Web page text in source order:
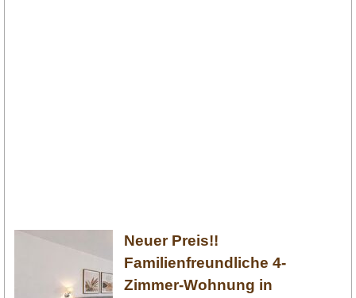
Neuer Preis!!
Familienfreundliche 4-
Zimmer-Wohnung in